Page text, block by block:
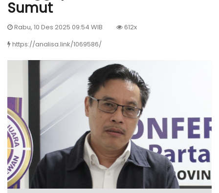
Sumut
Rabu, 10 Des 2025 09:54 WIB
612x
https://analisa.link/1069586/